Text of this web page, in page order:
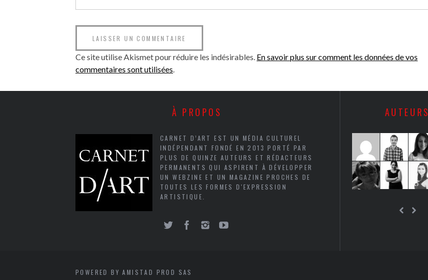
Ce site utilise Akismet pour réduire les indésirables. En savoir plus sur comment les données de vos
commentaires sont utilisées
À PROPOS
CARNET D’ART EST UN MÉDIA CULTUREL
INDÉPENDANT FONDÉ EN 2013 PORTÉ PAR
PLUS DE QUINZE AUTEURS ET RÉDACTEURS
PERMANENTS QUI ASPIRENT À DÉVELOPPER
UN WEBZINE ET UN MAGAZINE PROCHES DE
TOUTES LES FORMES D'EXPRESSION
ARTISTIQUE.
AUTEURS
POWERED BY AMISTAD PROD SAS